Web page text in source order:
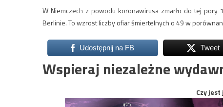
W Niemczech z powodu koronawirusa zmarło do tej
Berlinie. To wzrost liczby ofiar śmiertelnych o 49 w
Udostępnij na FB Tweet
Wspieraj niezależne
Czy